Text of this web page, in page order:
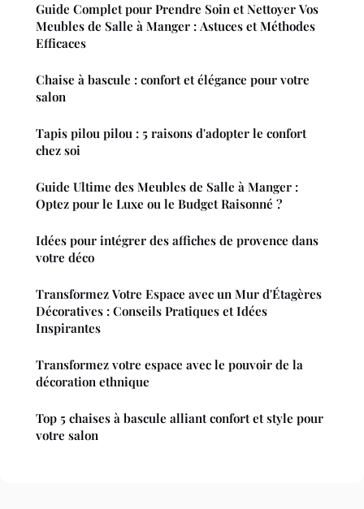
Guide Complet pour Prendre Soin et Nettoyer Vos
Meubles de Salle à Manger : Astuces et Méthodes
Efficaces
Chaise à bascule : confort et élégance pour votre
salon
Tapis pilou pilou : 5 raisons d'adopter le confort
chez soi
Guide Ultime des Meubles de Salle à Manger :
Optez pour le Luxe ou le Budget Raisonné ?
Idées pour intégrer des affiches de provence dans
votre déco
Transformez Votre Espace avec un Mur d'Étagères
Décoratives : Conseils Pratiques et Idées
Inspirantes
Transformez votre espace avec le pouvoir de la
décoration ethnique
Top 5 chaises à bascule alliant confort et style pour
votre salon